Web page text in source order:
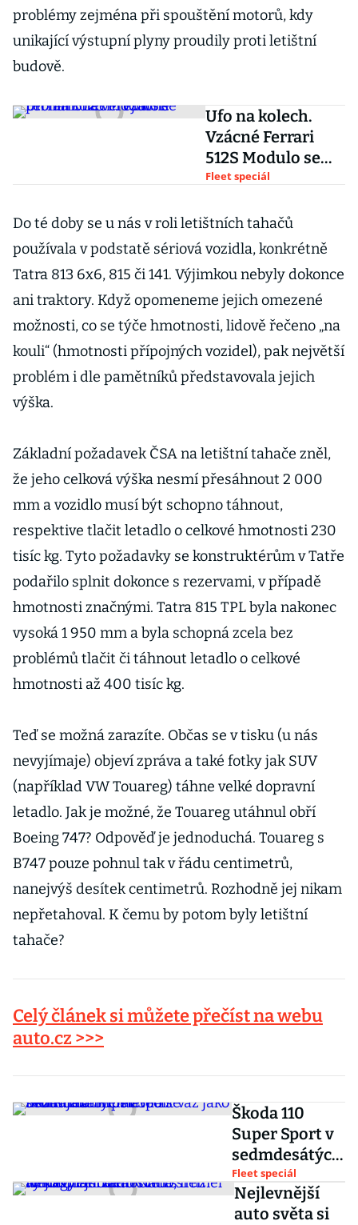
problémy zejména při spouštění motorů, kdy
unikající výstupní plyny proudily proti letištní
budově.
Ufo na kolech.
Vzácné Ferrari
512S Modulo se
prohání na
Fleet speciál
Do té doby se u nás v roli letištních tahačů
používala v podstatě sériová vozidla, konkrétně
Tatra 813 6x6, 815 či 141. Výjimkou nebyly dokonce
ani traktory. Když opomeneme jejich omezené
možnosti, co se týče hmotnosti, lidově řečeno „na
kouli“ (hmotnosti přípojných vozidel), pak největší
problém i dle pamětníků představovala jejich
výška.
Základní požadavek ČSA na letištní tahače zněl,
že jeho celková výška nesmí přesáhnout 2 000
mm a vozidlo musí být schopno táhnout,
respektive tlačit letadlo o celkové hmotnosti 230
tisíc kg. Tyto požadavky se konstruktérům v Tatře
podařilo splnit dokonce s rezervami, v případě
hmotnosti značnými. Tatra 815 TPL byla nakonec
vysoká 1 950 mm a byla schopná zcela bez
problémů tlačit či táhnout letadlo o celkové
hmotnosti až 400 tisíc kg.
Teď se možná zarazíte. Občas se v tisku (u nás
nevyjímaje) objeví zpráva a také fotky jak SUV
(například VW Touareg) táhne velké dopravní
letadlo. Jak je možné, že Touareg utáhnul obří
Boeing 747? Odpověď je jednoduchá. Touareg s
B747 pouze pohnul tak v řádu centimetrů,
nanejvýš desítek centimetrů. Rozhodně jej nikam
nepřetahoval. K čemu by potom byly letištní
tahače?
Celý článek si můžete přečíst na webu
auto.cz >>>
Škoda 110
Super Sport v
sedmdesátých
letech
nezaujala.
Proslavila se
Fleet speciál
Nejlevnější
auto světa si